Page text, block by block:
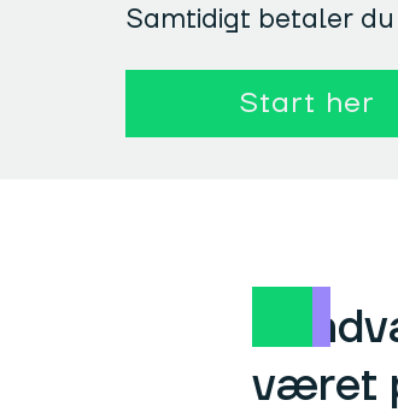
Samtidigt betaler
Start her
været